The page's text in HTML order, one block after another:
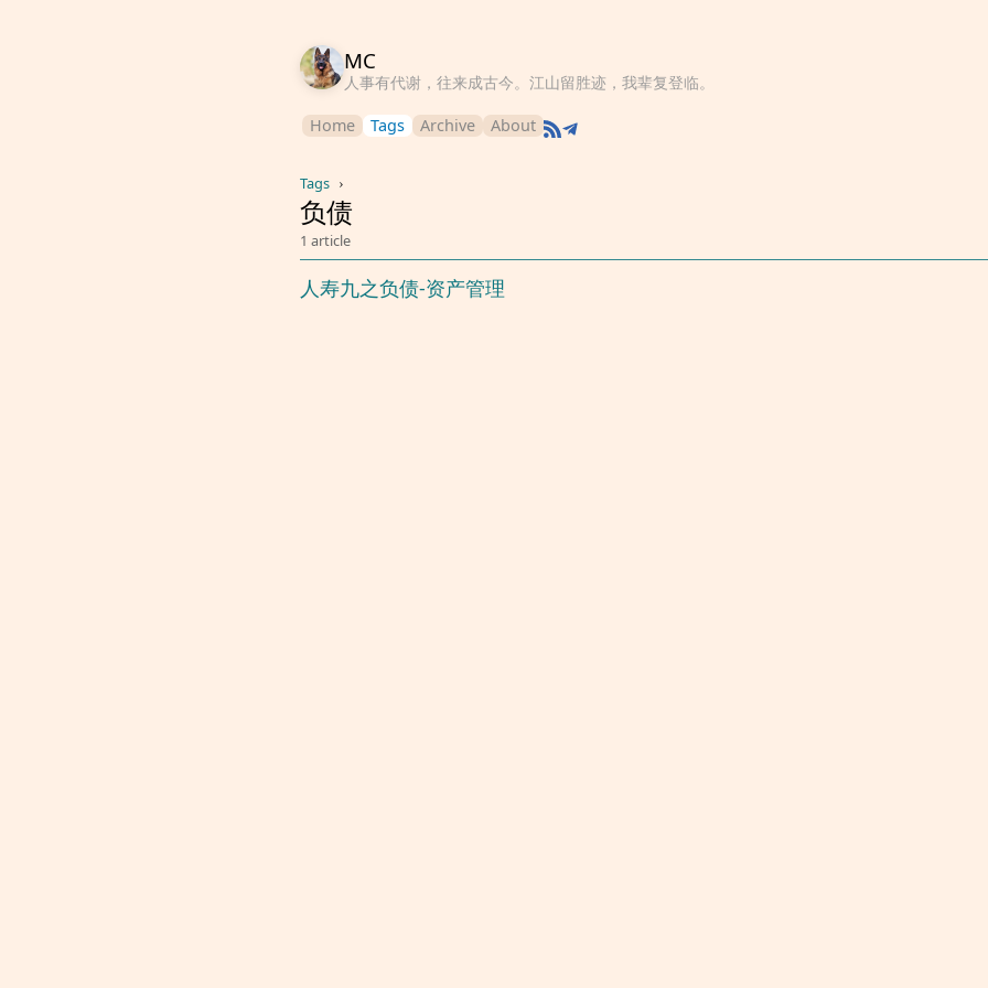
MC
人事有代谢，往来成古今。江山留胜迹，我辈复登临。
Home Tags Archive About
Tags ›
负债
1 article
人寿九之负债-资产管理